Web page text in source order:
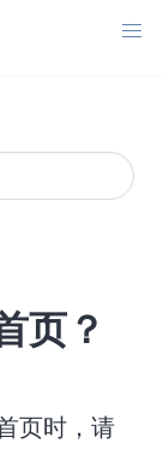
页？
页时，请